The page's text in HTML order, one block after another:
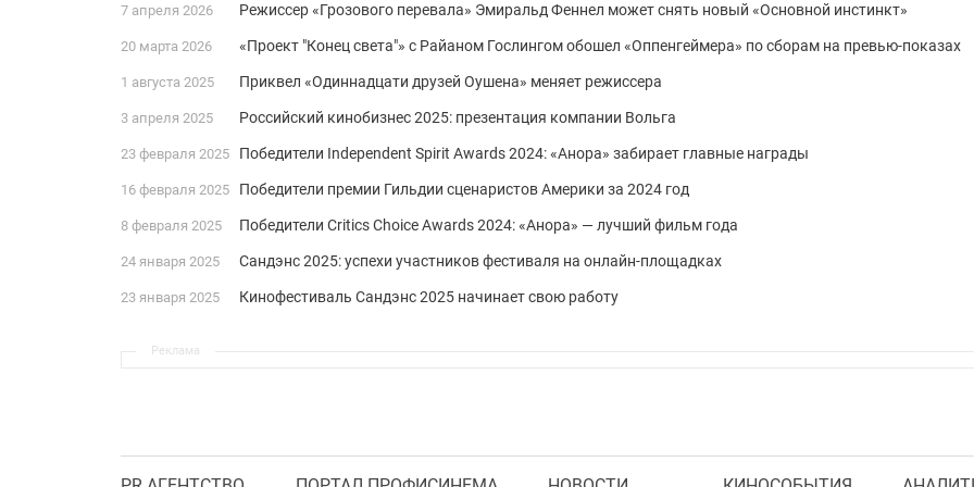
7 апреля 2026 Режиссер «Грозового перевала» Эмиральд Феннел может снять новый «Основной инстинкт»
20 марта 2026 «Проект "Конец света"» с Райаном Гослингом обошел «Оппенгеймера» по сборам на превью-показах
1 августа 2025 Приквел «Одиннадцати друзей Оушена» меняет режиссера
3 апреля 2025 Российский кинобизнес 2025: презентация компании Вольга
23 февраля 2025 Победители Independent Spirit Awards 2024: «Анора» забирает главные награды
16 февраля 2025 Победители премии Гильдии сценаристов Америки за 2024 год
8 февраля 2025 Победители Critics Choice Awards 2024: «Анора» — лучший фильм года
24 января 2025 Сандэнс 2025: успехи участников фестиваля на онлайн-площадках
23 января 2025 Кинофестиваль Сандэнс 2025 начинает свою работу
Реклама